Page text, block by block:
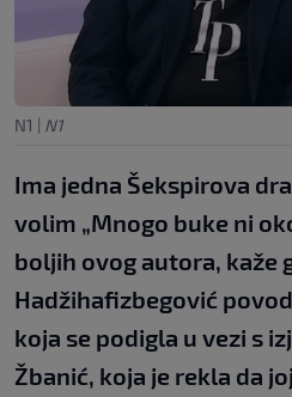
N1 | N1
Ima jedna Šekspirova
volim „Mnogo buke ni
boljih ovog autora, kaže
Hadžihafizbegović
koja se podigla u vezi s
Žbanić, koja je rekla da